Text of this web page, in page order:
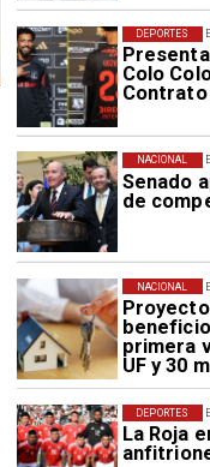
Colo
Contrato
DEPORTES
Senado
de
NACIONAL
primera
UF y 30
NACIONAL
La Roja
DEPORTES